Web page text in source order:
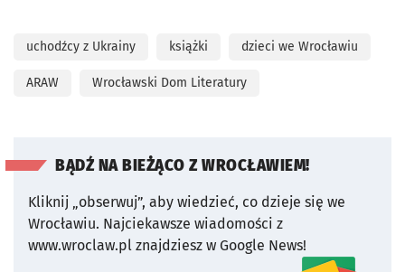
uchodźcy z Ukrainy książki dzieci we Wrocławiu
ARAW Wrocławski Dom Literatury
BĄDŹ NA BIEŻĄCO Z WROCŁAWIEM!
Kliknij „obserwuj”, aby wiedzieć, co dzieje się we
Wrocławiu. Najciekawsze wiadomości z
www.wroclaw.pl znajdziesz w Google News!